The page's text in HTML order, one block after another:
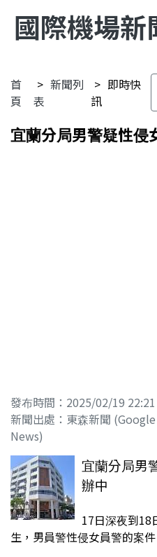
國際機場新
首
頁
新聞列
表
即時快
訊
宜蘭分局男警疑性侵
發布時間：2025/02/19 22:21
新聞出處：東森新聞 (Google
News)
宜蘭分局男
辦中
17日深夜到18
生，男員警性侵女員警的案件